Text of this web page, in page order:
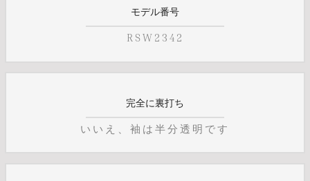
モデル番号
RSW2342
完全に裏打ち
いいえ、袖は半分透明です